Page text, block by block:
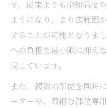
す。従来よりも冷却温度
ようになり、より広範囲
することが可能となりま
への負担を最小限に抑え
現しています。
また、複数の部位を同時
ーターや、微細な部位専